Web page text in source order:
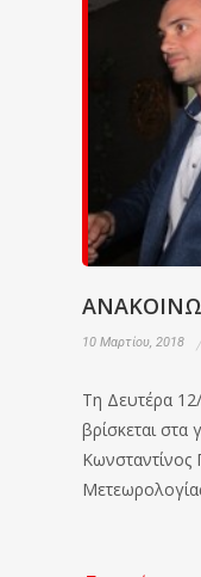
10 Μαρτίου, 2018
Τη Δευτέρα
βρίσκεται στα